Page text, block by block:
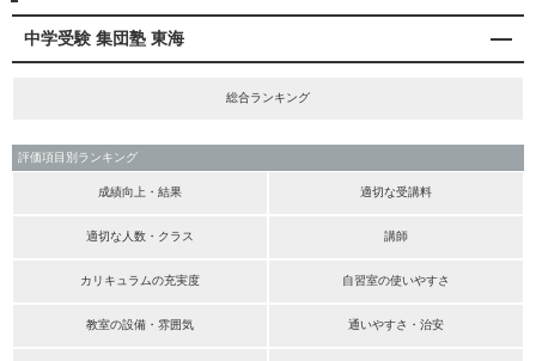
中学受験 集団塾 東海
総合ランキング
評価項目別ランキング
成績向上・結果 適切な受講料
適切な人数・クラス 講師
カリキュラムの充実度 自習室の使いやすさ
教室の設備・雰囲気 通いやすさ・治安